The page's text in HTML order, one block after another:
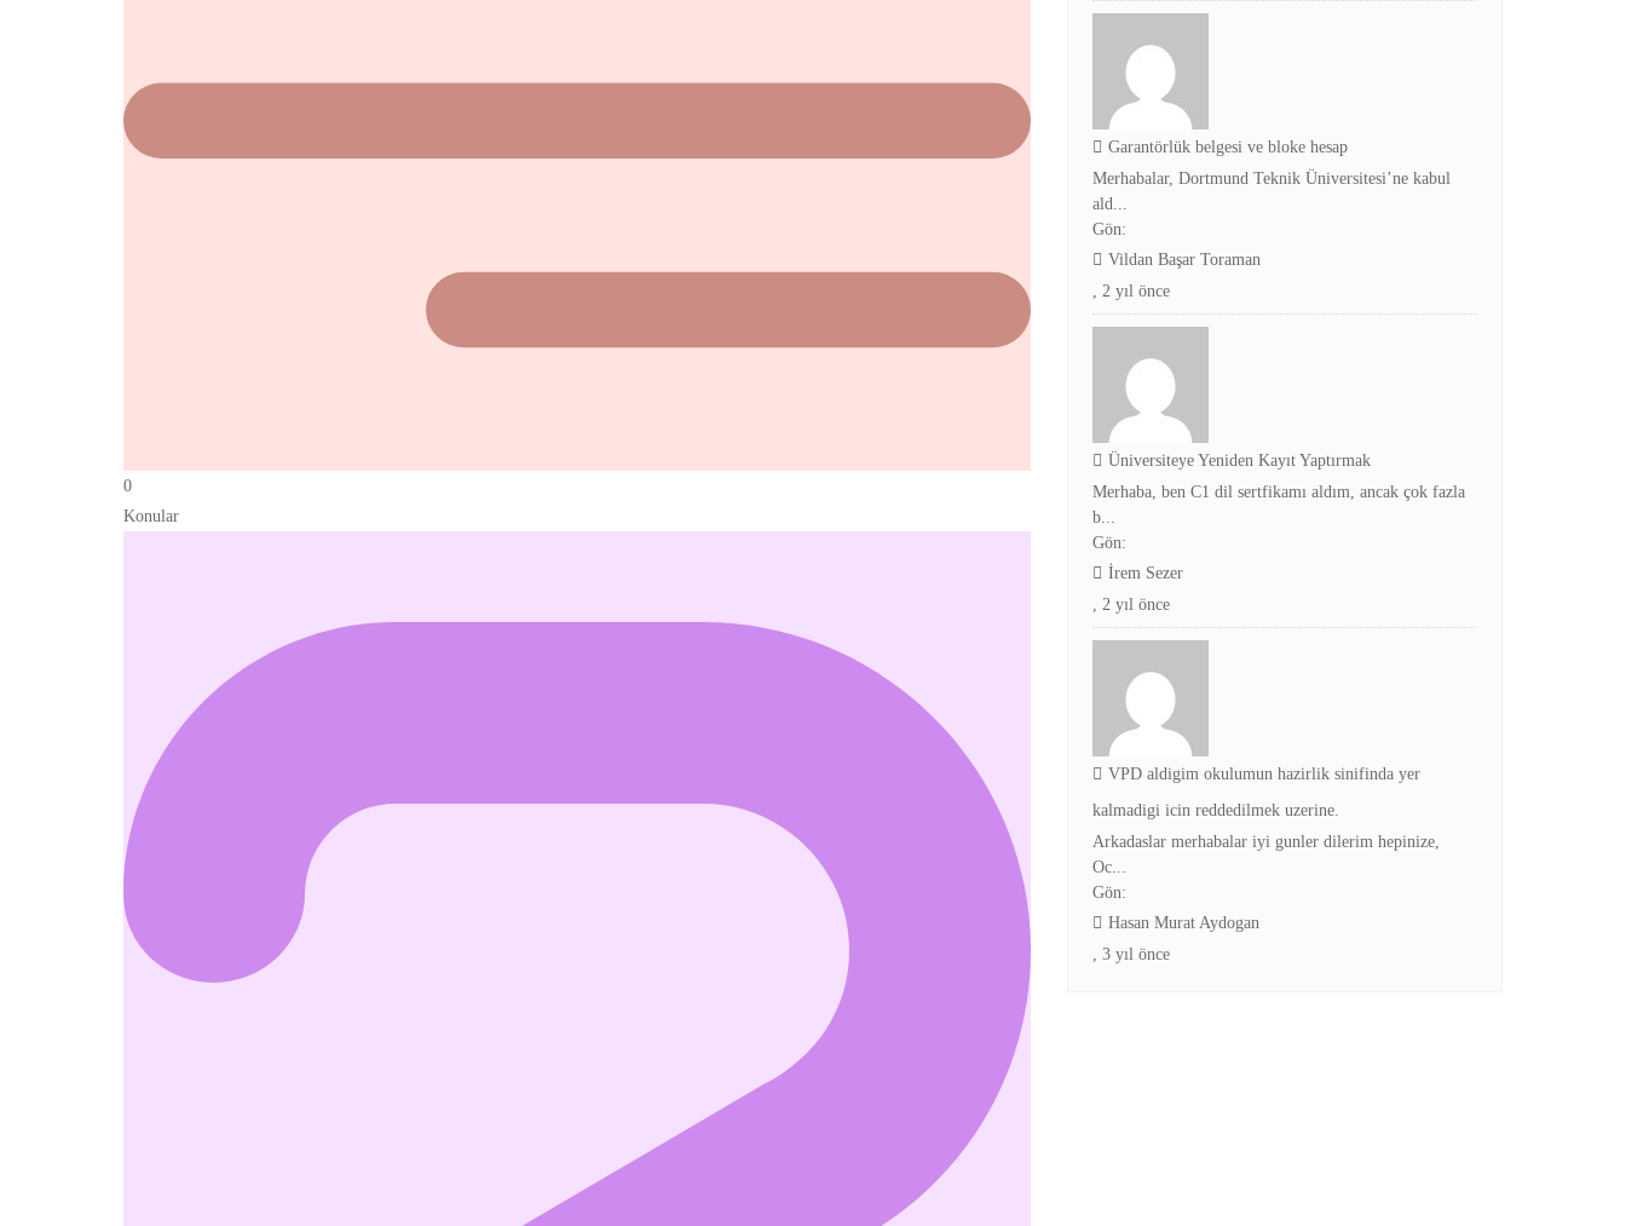
0
Konular
Garantörlük belgesi ve bloke hesap
Merhabalar, Dortmund Teknik Üniversitesi’ne kabul
ald...
Gön:
Vildan Başar Toraman
, 2 yıl önce
Üniversiteye Yeniden Kayıt Yaptırmak
Merhaba, ben C1 dil sertfikamı aldım, ancak çok fazla
b...
Gön:
İrem Sezer
, 2 yıl önce
VPD aldigim okulumun hazirlik sinifinda yer
kalmadigi icin reddedilmek uzerine.
Arkadaslar merhabalar iyi gunler dilerim hepinize,
Oc...
Gön:
Hasan Murat Aydogan
, 3 yıl önce